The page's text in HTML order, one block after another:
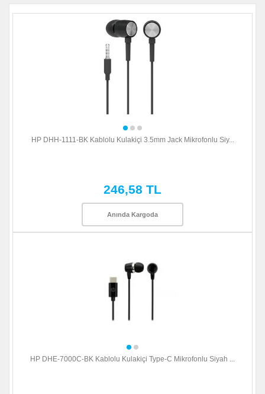
HP DHH-1111-BK Kablolu Kulakiçi 3.5mm Jack Mikrofonlu Siy...
246,58 TL
Anında Kargoda
HP DHE-7000C-BK Kablolu Kulakiçi Type-C Mikrofonlu Siyah ...